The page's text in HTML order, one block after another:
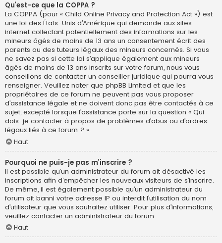
Qu’est-ce que la COPPA ?
La COPPA (pour « Child Online Privacy and Protection Act ») est
une loi des États-Unis d’Amérique qui demande aux sites
internet collectant potentiellement des informations sur les
mineurs âgés de moins de 13 ans un consentement écrit des
parents ou des tuteurs légaux des mineurs concernés. Si vous
ne savez pas si cette loi s’applique également aux mineurs
âgés de moins de 13 ans inscrits sur votre forum, nous vous
conseillons de contacter un conseiller juridique qui pourra vous
renseigner. Veuillez noter que phpBB Limited et que les
propriétaires de ce forum ne peuvent pas vous proposer
d’assistance légale et ne doivent donc pas être contactés à ce
sujet, excepté lorsque l’assistance porte sur la question « Qui
dois-je contacter à propos de problèmes d’abus ou d’ordres
légaux liés à ce forum ? ».
Haut
Pourquoi ne puis-je pas m’inscrire ?
Il est possible qu’un administrateur du forum ait désactivé les
inscriptions afin d’empêcher les nouveaux visiteurs de s’inscrire.
De même, il est également possible qu’un administrateur du
forum ait banni votre adresse IP ou interdit l’utilisation du nom
d’utilisateur que vous souhaitez utiliser. Pour plus d’informations,
veuillez contacter un administrateur du forum.
Haut